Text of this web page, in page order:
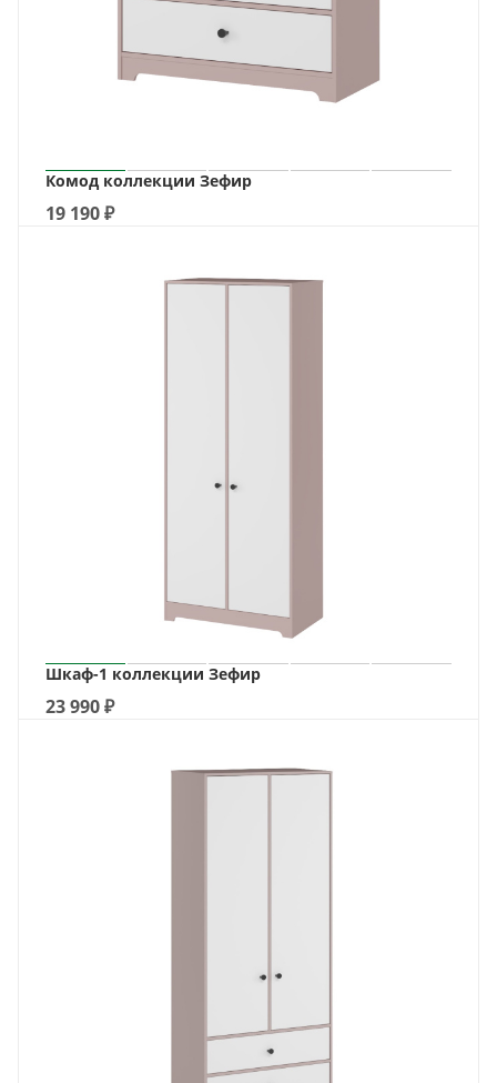
Комод коллекции Зефир
19 190₽
Шкаф-1 коллекции Зефир
23 990₽